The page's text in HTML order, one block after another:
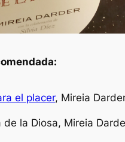
el placer, Mireia
de la Diosa, Mireia